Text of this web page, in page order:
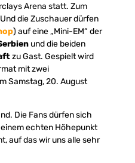
Arena statt. Zum
die Zuschauer dürfen
) auf eine „Mini-EM“ der
und die beiden
zu Gast. Gespielt wird
mit zwei
Samstag, 20. August
Die Fans dürfen sich
echten Höhepunkt
auf das wir uns alle sehr